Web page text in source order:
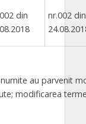
din
nr.002 din
au parvenit
modificarea